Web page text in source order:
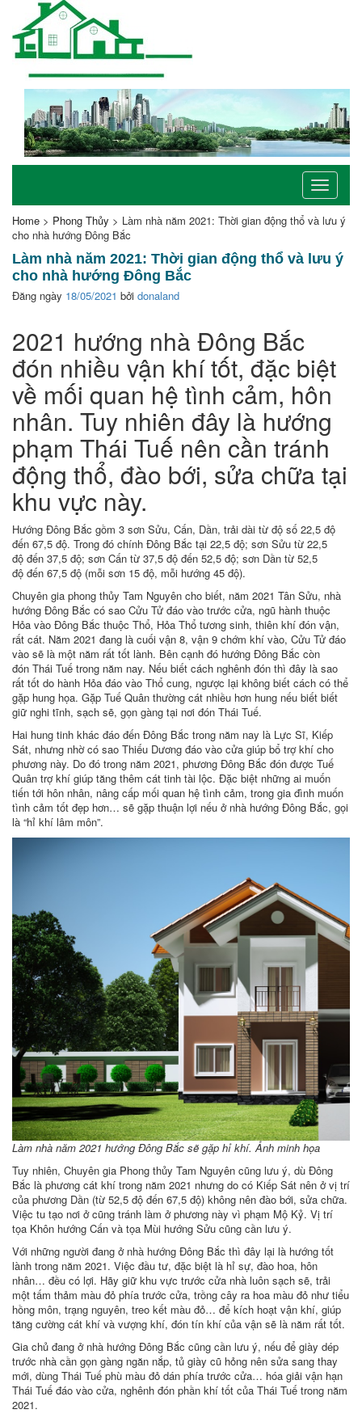
Toggle
Home > Phong Thủy > Làm nhà năm 2021: Thời gian động thổ và lưu ý
cho nhà hướng Đông Bắc
Làm nhà năm 2021: Thời gian động thổ và lưu ý
cho nhà hướng Đông Bắc
Đăng ngày 18/05/2021 bởi donaland
2021 hướng nhà Đông Bắc
đón nhiều vận khí tốt, đặc biệt
về mối quan hệ tình cảm, hôn
nhân. Tuy nhiên đây là hướng
phạm Thái Tuế nên cần tránh
động thổ, đào bới, sửa chữa tại
khu vực này.
Hướng Đông Bắc gồm 3 sơn Sửu, Cấn, Dần, trải dài từ độ số 22,5 độ
đến 67,5 độ. Trong đó chính Đông Bắc tại 22,5 độ; sơn Sửu từ 22,5
độ đến 37,5 độ; sơn Cấn từ 37,5 độ đến 52,5 độ; sơn Dần từ 52,5
độ đến 67,5 độ (mỗi sơn 15 độ, mỗi hướng 45 độ).
Chuyên gia phong thủy Tam Nguyên cho biết, năm 2021 Tân Sửu, nhà
hướng Đông Bắc có sao Cửu Tử đáo vào trước cửa, ngũ hành thuộc
Hỏa vào Đông Bắc thuộc Thổ, Hỏa Thổ tương sinh, thiên khí đón vận,
rất cát. Năm 2021 đang là cuối vận 8, vận 9 chớm khí vào, Cửu Tử đáo
vào sẽ là một năm rất tốt lành. Bên cạnh đó hướng Đông Bắc còn
đón Thái Tuế trong năm nay. Nếu biết cách nghênh đón thì đây là sao
rất tốt do hành Hỏa đáo vào Thổ cung, ngược lại không biết cách có thể
gặp hung họa. Gặp Tuế Quân thường cát nhiều hơn hung nếu biết biết
giữ nghi tĩnh, sạch sẽ, gọn gàng tại nơi đón Thái Tuế.
Hai hung tinh khác đáo đến Đông Bắc trong năm nay là Lực Sĩ, Kiếp
Sát, nhưng nhờ có sao Thiếu Dương đáo vào cửa giúp bổ trợ khí cho
phương này. Do đó trong năm 2021, phương Đông Bắc đón được Tuế
Quân trợ khí giúp tăng thêm cát tinh tài lộc. Đặc biệt những ai muốn
tiến tới hôn nhân, nâng cấp mối quan hệ tình cảm, trong gia đình muốn
tình cảm tốt đẹp hơn… sẽ gặp thuận lợi nếu ở nhà hướng Đông Bắc, gọi
là “hỉ khí lâm môn”.
Làm nhà năm 2021 hướng Đông Bắc sẽ gặp hỉ khí. Ảnh minh họa
Tuy nhiên, Chuyên gia Phong thủy Tam Nguyên cũng lưu ý, dù Đông
Bắc là phương cát khí trong năm 2021 nhưng do có Kiếp Sát nên ở vị trí
của phương Dần (từ 52,5 độ đến 67,5 độ) không nên đào bới, sửa chữa.
Việc tu tạo nơi ở cũng tránh làm ở phương này vì phạm Mộ Kỷ. Vị trí
tọa Khôn hướng Cấn và tọa Mùi hướng Sửu cũng cần lưu ý.
Với những người đang ở nhà hướng Đông Bắc thì đây lại là hướng tốt
lành trong năm 2021. Việc đầu tư, đặc biệt là hỉ sự, đào hoa, hôn
nhân… đều có lợi. Hãy giữ khu vực trước cửa nhà luôn sạch sẽ, trải
một tấm thảm màu đỏ phía trước cửa, trồng cây ra hoa màu đỏ như tiểu
hồng môn, trạng nguyên, treo kết màu đỏ… để kích hoạt vận khí, giúp
tăng cường cát khí và vượng khí, đón tín khí của vận sẽ là năm rất tốt.
Gia chủ đang ở nhà hướng Đông Bắc cũng cần lưu ý, nếu để giày dép
trước nhà cần gọn gàng ngăn nắp, tủ giày cũ hỏng nên sửa sang thay
mới, dùng Thái Tuế phù màu đỏ dán phía trước cửa… hóa giải vận hạn
Thái Tuế đáo vào cửa, nghênh đón phần khí tốt của Thái Tuế trong năm
2021.